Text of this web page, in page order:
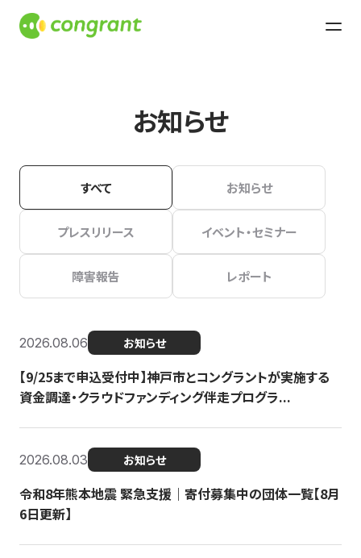
お知らせ
すべて お知らせ
プレスリリース イベント・セミナー
障害報告 レポート
2026.08.06 お知らせ
【9/25まで申込受付中】神戸市とコングラントが実施する
資金調達・クラウドファンディング伴走プログラ...
2026.08.03 お知らせ
令和8年熊本地震 緊急支援｜寄付募集中の団体一覧【8月
6日更新】